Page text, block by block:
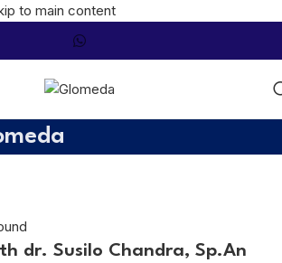
to main content
dr. Susilo Chandra, Sp.An